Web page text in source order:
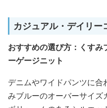
カジュアル・デイリ
おすすめの選び方：くすみ
ーゲージニット
デニムやワイドパンツに
みブルーのオーバーサイズ